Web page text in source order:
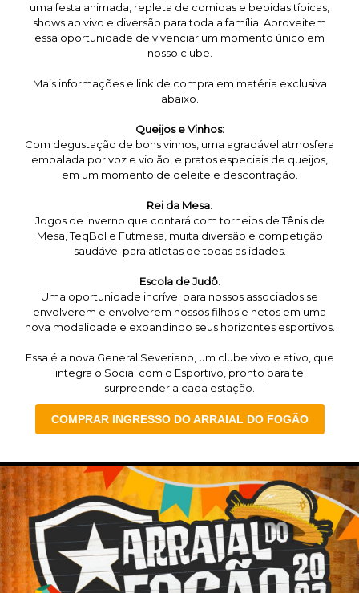
uma festa animada, repleta de comidas e bebidas típicas,
shows ao vivo e diversão para toda a família. Aproveitem
essa oportunidade de vivenciar um momento único em
nosso clube.
Mais informações e link de compra em matéria exclusiva
abaixo.
Queijos e Vinhos:
Com degustação de bons vinhos, uma agradável atmosfera
embalada por voz e violão, e pratos especiais de queijos,
em um momento de deleite e descontração.
Rei da Mesa:
Jogos de Inverno que contará com torneios de Tênis de
Mesa, TeqBol e Futmesa, muita diversão e competição
saudável para atletas de todas as idades.
Escola de Judô:
Uma oportunidade incrível para nossos associados se
envolverem e envolverem nossos filhos e netos em uma
nova modalidade e expandindo seus horizontes esportivos.
Essa é a nova General Severiano, um clube vivo e ativo, que
integra o Social com o Esportivo, pronto para te
surpreender a cada estação.
COMPRAR INGRESSO DO ARRAIAL DO FOGÃO